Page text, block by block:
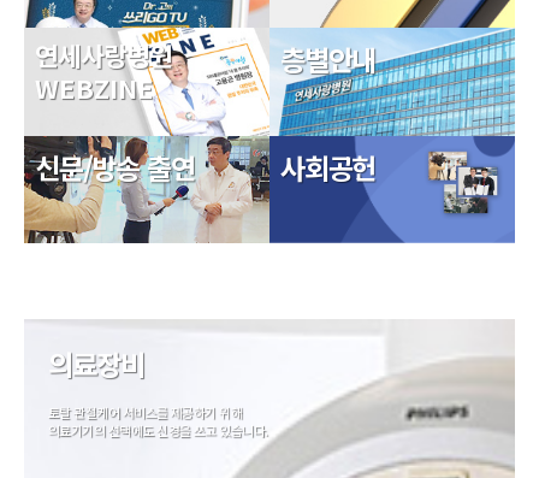
연세사랑병원
WEBZINE
신문/방송 출연
층별안내
사회공헌
의료장비
토탈 관절케어 서비스를 제공하기 위해
의료기기의 선택에도 신경을 쓰고 있습니다.